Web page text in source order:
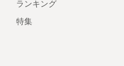
ランキング
特集